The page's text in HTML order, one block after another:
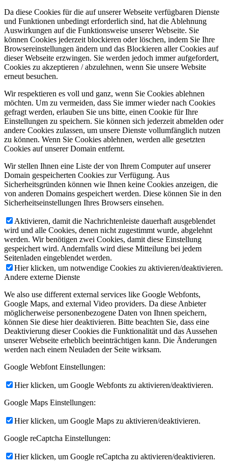
Da diese Cookies für die auf unserer Webseite verfügbaren Dienste
und Funktionen unbedingt erforderlich sind, hat die Ablehnung
Auswirkungen auf die Funktionsweise unserer Webseite. Sie
können Cookies jederzeit blockieren oder löschen, indem Sie Ihre
Browsereinstellungen ändern und das Blockieren aller Cookies auf
dieser Webseite erzwingen. Sie werden jedoch immer aufgefordert,
Cookies zu akzeptieren / abzulehnen, wenn Sie unsere Website
erneut besuchen.
Wir respektieren es voll und ganz, wenn Sie Cookies ablehnen
möchten. Um zu vermeiden, dass Sie immer wieder nach Cookies
gefragt werden, erlauben Sie uns bitte, einen Cookie für Ihre
Einstellungen zu speichern. Sie können sich jederzeit abmelden oder
andere Cookies zulassen, um unsere Dienste vollumfänglich nutzen
zu können. Wenn Sie Cookies ablehnen, werden alle gesetzten
Cookies auf unserer Domain entfernt.
Wir stellen Ihnen eine Liste der von Ihrem Computer auf unserer
Domain gespeicherten Cookies zur Verfügung. Aus
Sicherheitsgründen können wie Ihnen keine Cookies anzeigen, die
von anderen Domains gespeichert werden. Diese können Sie in den
Sicherheitseinstellungen Ihres Browsers einsehen.
Aktivieren, damit die Nachrichtenleiste dauerhaft ausgeblendet
wird und alle Cookies, denen nicht zugestimmt wurde, abgelehnt
werden. Wir benötigen zwei Cookies, damit diese Einstellung
gespeichert wird. Andernfalls wird diese Mitteilung bei jedem
Seitenladen eingeblendet werden.
Hier klicken, um notwendige Cookies zu aktivieren/deaktivieren.
Andere externe Dienste
We also use different external services like Google Webfonts,
Google Maps, and external Video providers. Da diese Anbieter
möglicherweise personenbezogene Daten von Ihnen speichern,
können Sie diese hier deaktivieren. Bitte beachten Sie, dass eine
Deaktivierung dieser Cookies die Funktionalität und das Aussehen
unserer Webseite erheblich beeinträchtigen kann. Die Änderungen
werden nach einem Neuladen der Seite wirksam.
Google Webfont Einstellungen:
Hier klicken, um Google Webfonts zu aktivieren/deaktivieren.
Google Maps Einstellungen:
Hier klicken, um Google Maps zu aktivieren/deaktivieren.
Google reCaptcha Einstellungen:
Hier klicken, um Google reCaptcha zu aktivieren/deaktivieren.